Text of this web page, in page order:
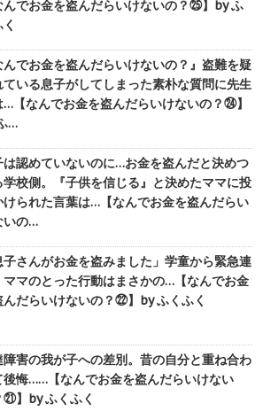
んでお金を盗んだらいけないの？㉕】by ふ
んでお金を盗んだらいけないの？』盗難を疑
ている息子がしてしまった素朴な質問に先生
…【なんでお金を盗んだらいけないの？㉔】
…
は認めていないのに…お金を盗んだと決めつ
学校側。『子供を信じる』と決めたママに投
けられた言葉は…【なんでお金を盗んだらい
いの…
子さんがお金を盗みました」学童から緊急連
ママのとった行動はまさかの…【なんでお金
んだらいけないの？㉒】by ふくふく
障害の我が子への差別。昔の自分と重ね合わ
後悔……【なんでお金を盗んだらいけない
】by ふくふく